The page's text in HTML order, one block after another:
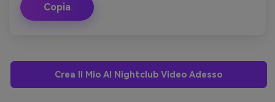
Copia
Crea Il Mio AI Nightclub Video Adesso